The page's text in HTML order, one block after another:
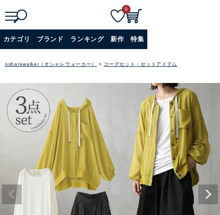
検索
0
カテゴリ ブランド ランキング 新作 特集
osharewalker（オシャレウォーカー） コーデセット・セットアイテム